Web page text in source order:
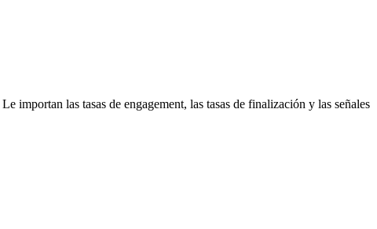
las tasas de engagement, las tasas de finalización y las señales